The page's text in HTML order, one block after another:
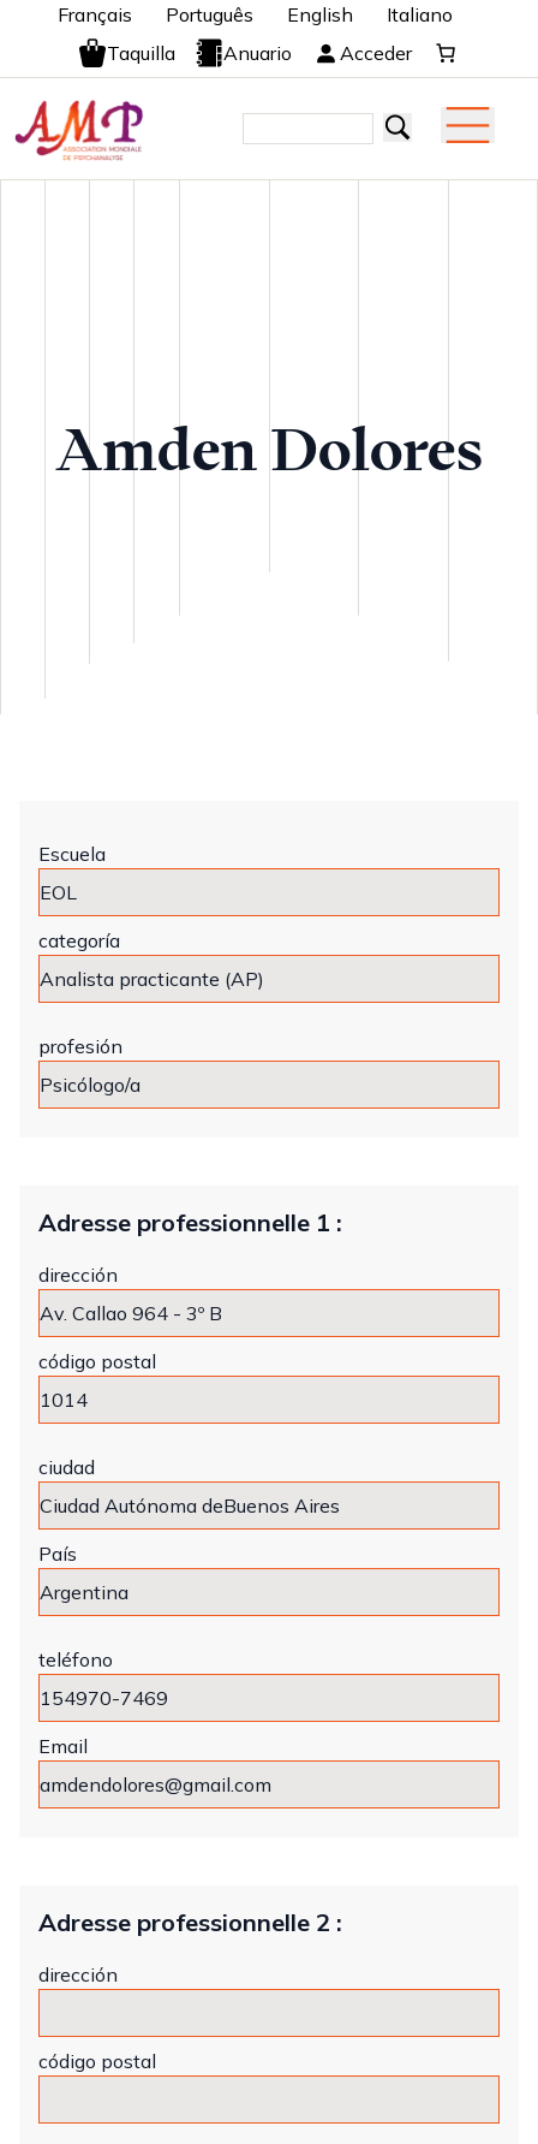
Français Português English
Italiano
Taquilla
Anuario Acceder
Amden Dolores
Escuela
categoría
profesión
Adresse professionnelle 1 :
dirección
código postal
ciudad
País
teléfono
Email
Adresse professionnelle 2 :
dirección
código postal